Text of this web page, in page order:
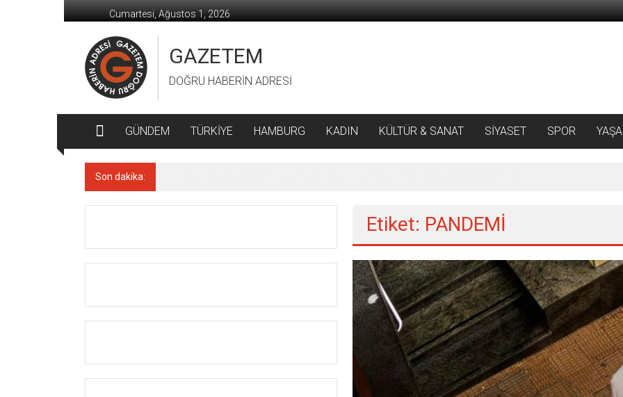
geç
Cumartesi, Ağustos 1, 2026
GAZETEM
DOĞRU HABERİN ADRESİ
GÜNDEM TÜRKİYE HAMBURG KADIN KÜLTÜR & SANAT SİYASET SPOR
Son dakika:
Etiket: PANDEMİ